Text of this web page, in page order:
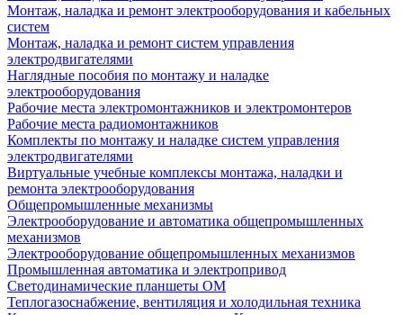
Монтаж, наладка и ремонт электрооборудования и кабельных
систем
Монтаж, наладка и ремонт систем управления
электродвигателями
Наглядные пособия по монтажу и наладке
электрооборудования
Рабочие места электромонтажников и электромонтеров
Рабочие места радиомонтажников
Комплекты по монтажу и наладке систем управления
электродвигателями
Виртуальные учебные комплексы монтажа, наладки и
ремонта электрооборудования
Общепромышленные механизмы
Электрооборудование и автоматика общепромышленных
механизмов
Электрооборудование общепромышленных механизмов
Промышленная автоматика и электропривод
Светодинамические планшеты ОМ
Теплогазоснабжение, вентиляция и холодильная техника